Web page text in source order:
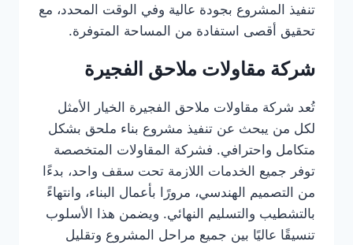
تنفيذ المشروع بجودة عالية وفي الوقت المحدد، مع
تحقيق أقصى استفادة من المساحة المتوفرة.
شركة مقاولات ملاحق الفجيرة
تُعد شركة مقاولات ملاحق الفجيرة الخيار الأمثل
لكل من يبحث عن تنفيذ مشروع بناء ملحق بشكل
متكامل واحترافي. فشركة المقاولات المتخصصة
توفر جميع الخدمات اللازمة تحت سقف واحد، بدءًا
من التصميم الهندسي، مرورًا بأعمال البناء، وانتهاءً
بالتشطيب والتسليم النهائي. ويضمن هذا الأسلوب
تنسيقًا عاليًا بين جميع مراحل المشروع وتقليل